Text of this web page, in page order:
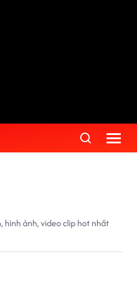
hình ảnh, video clip hot nhất